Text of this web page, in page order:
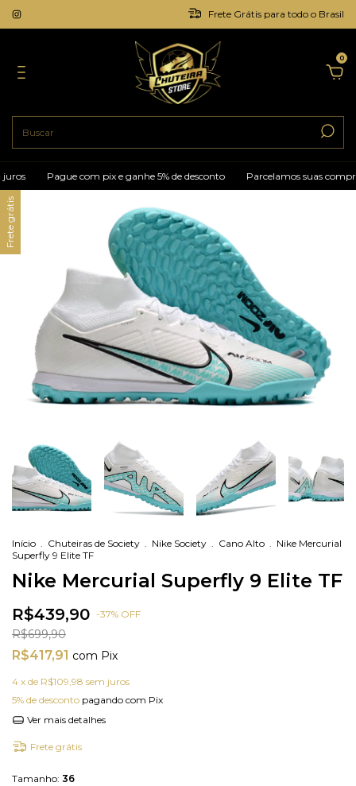
Frete Grátis para todo o Brasil
0
Pague com pix e ganhe 5% de desconto Parcelamos suas compras em
Frete grátis
Início . Chuteiras de Society . Nike Society . Cano Alto . Nike Mercurial
Superfly 9 Elite TF
Nike Mercurial Superfly 9 Elite TF
R$439,90 -37% OFF
R$699,90
R$417,91 com Pix
4 x de R$109,98 sem juros
5% de desconto pagando com Pix
Ver mais detalhes
Frete grátis
Tamanho: 36